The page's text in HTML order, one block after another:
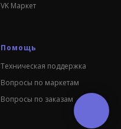
VK Маркет
Помощь
Техническая поддержка
Вопросы по маркетам
Вопросы по заказам